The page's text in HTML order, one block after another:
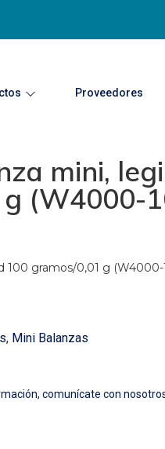
Proveedores
mini,
(W4000-
100 gramos/0,01 g
, Mini Balanzas
comunícate con